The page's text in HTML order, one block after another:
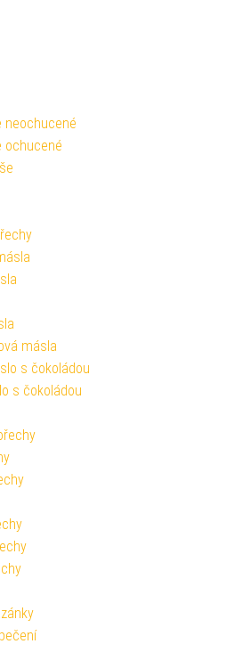
neochucené
ochucené
másla
s čokoládou
s čokoládou